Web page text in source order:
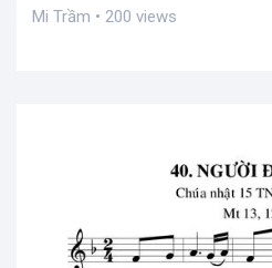
Mi Trầm • 200 views